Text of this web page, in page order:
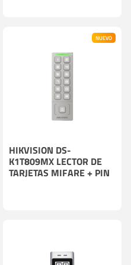
NUEVO
HIKVISION DS-
K1T809MX LECTOR DE
TARJETAS MIFARE + PIN